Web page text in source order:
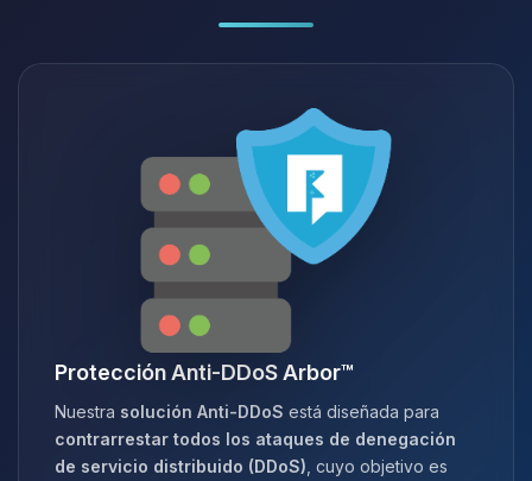
Protección Anti-DDoS Arbor™
Nuestra solución Anti-DDoS está diseñada para
contrarrestar todos los ataques de denegación
de servicio distribuido (DDoS) , cuyo objetivo es